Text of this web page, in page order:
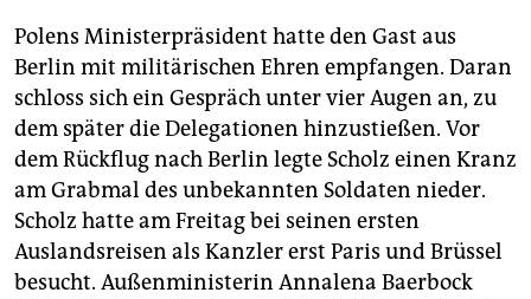
Polens Ministerpräsident hatte den Gast aus
Berlin mit militärischen Ehren empfangen. Daran
schloss sich ein Gespräch unter vier Augen an, zu
dem später die Delegationen hinzustießen. Vor
dem Rückflug nach Berlin legte Scholz einen Kranz
am Grabmal des unbekannten Soldaten nieder.
Scholz hatte am Freitag bei seinen ersten
Auslandsreisen als Kanzler erst Paris und Brüssel
besucht. Außenministerin Annalena Baerbock